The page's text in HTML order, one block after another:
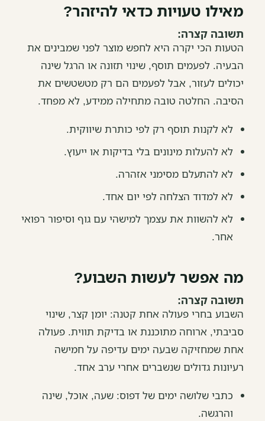
מאילו טעויות כדאי להיזהר?
תשובה קצרה:
הטעות הכי יקרה היא לחפש מוצר לפני שמבינים את
הבעיה. לפעמים תוסף, שינוי תזונה או הרגל שינה
יכולים לעזור, אבל לפעמים הם רק מטשטשים את
הסיבה. החלטה טובה מתחילה ממידע, לא מפחד.
לא לקנות תוסף רק לפי כותרת שיווקית.
לא להעלות מינונים בלי בדיקות או ייעוץ.
לא להתעלם מסימני אזהרה.
לא למדוד הצלחה לפי יום אחד.
לא להשוות את עצמך למישהי עם גוף וסיפור רפואי
אחר.
מה אפשר לעשות השבוע?
תשובה קצרה:
השבוע בחרי פעולה אחת קטנה: יומן קצר, שינוי
סביבתי, ארוחה מתוכננת או בדיקת תווית. פעולה
אחת שמחזיקה שבעה ימים עדיפה על חמישה
רעיונות גדולים שנשברים אחרי ערב אחד.
כתבי שלושה ימים של דפוס: שעה, אוכל, שינה
והרגשה.